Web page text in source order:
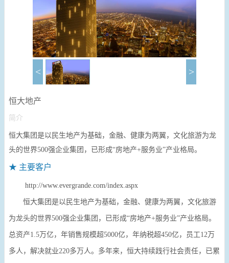
< >
恒大地产
简介
恒大集团是以民生地产为基础，金融、健康为两翼，文化旅游为龙
头的世界500强企业集团，已形成“房地产+服务业”产业格局。
★ 主要客户
http://www.evergrande.com/index.aspx
恒大集团是以民生地产为基础，金融、健康为两翼，文化旅游
为龙头的世界500强企业集团，已形成“房地产+服务业”产业格局。
总资产1.5万亿，年销售规模超5000亿，年纳税超450亿，员工12万
多人，解决就业220多万人。多年来，恒大持续践行社会责任，已累